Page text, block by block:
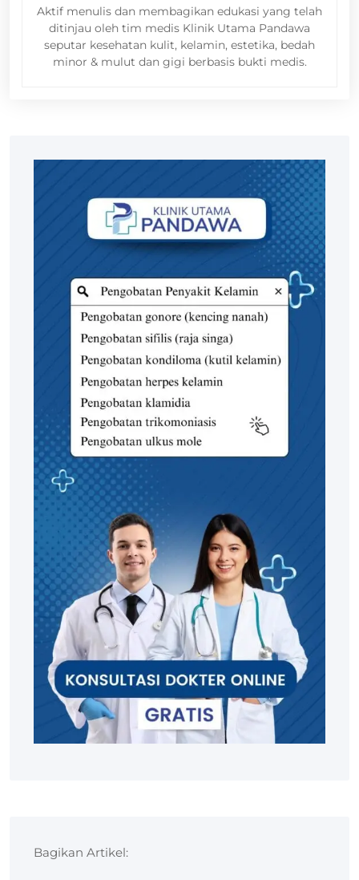
Aktif menulis dan membagikan edukasi yang telah
ditinjau oleh tim medis Klinik Utama Pandawa
seputar kesehatan kulit, kelamin, estetika, bedah
minor & mulut dan gigi berbasis bukti medis.
Bagikan Artikel: